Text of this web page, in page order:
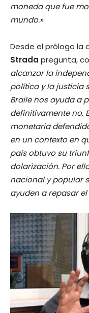
moneda que fue
mundo.»
Desde el prólogo la
Strada pregunta,
alcanzar la
política y la justicia
Braile nos ayuda a
definitivamente no.
monetaria
en un contexto en
país obtuvo su
dolarización. Por
nacional y popular
ayuden a repasar